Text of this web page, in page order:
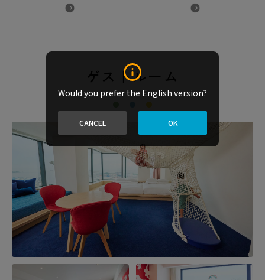
Would you prefer the English version?
CANCEL OK
ゲストルーム